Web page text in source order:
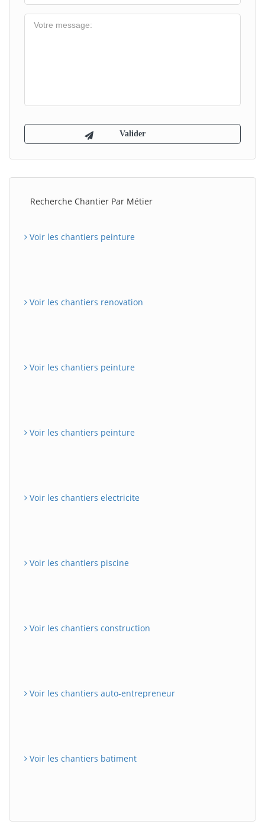
Recherche Chantier Par Métier
Voir les chantiers peinture
Voir les chantiers renovation
Voir les chantiers peinture
Voir les chantiers peinture
Voir les chantiers electricite
Voir les chantiers piscine
Voir les chantiers construction
Voir les chantiers auto-entrepreneur
Voir les chantiers batiment